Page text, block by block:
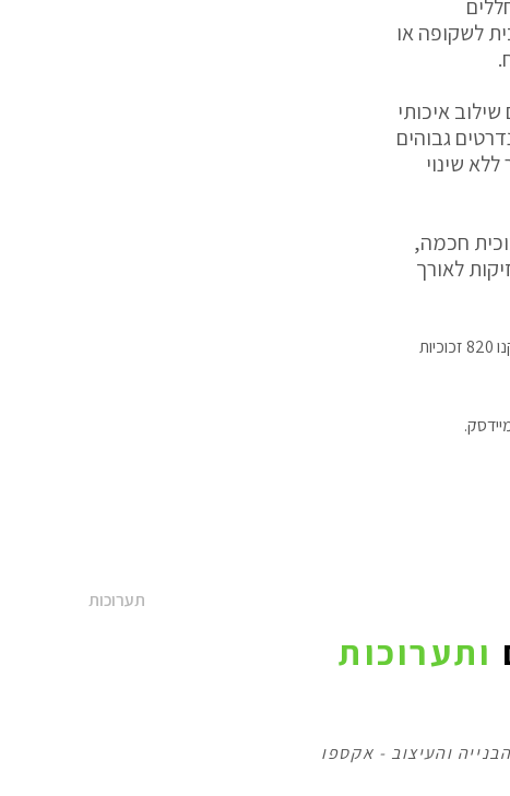
לשקופה או
איכותי
גבוהים
שינוי
חכמה,
לאורך
, אשר הושק בשנת 2009, בו הותקנו 820 זכוכיות
תערוכות
ותערוכות